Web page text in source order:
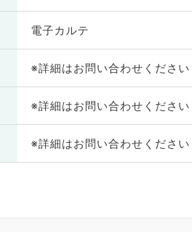
電子カルテ
※詳細はお問い合わせください
※詳細はお問い合わせください
※詳細はお問い合わせください